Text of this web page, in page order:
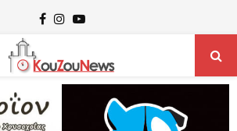
Facebook
Instagram
Youtube